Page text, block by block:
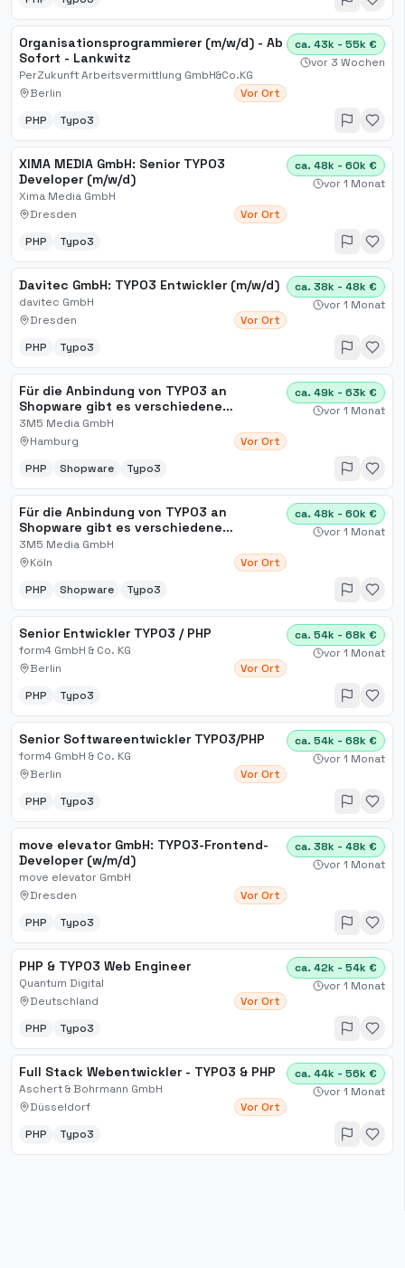
Organisationsprogrammierer (m/w/d) - Ab
Sofort - Lankwitz
PerZukunft Arbeitsvermittlung GmbH&Co.KG
Berlin
Vor Ort
ca. 43k - 55k €
vor 3 Wochen
PHP Typo3
XIMA MEDIA GmbH: Senior TYPO3
Developer (m/w/d)
Xima Media GmbH
Dresden
Vor Ort
ca. 48k - 60k €
vor 1 Monat
PHP Typo3
Davitec GmbH: TYPO3 Entwickler (m/w/d)
davitec GmbH
Dresden
Vor Ort
ca. 38k - 48k €
vor 1 Monat
PHP Typo3
Für die Anbindung von TYPO3 an
Shopware gibt es verschiedene
Möglichkeiten
3M5 Media GmbH
Hamburg
Vor Ort
ca. 49k - 63k €
vor 1 Monat
PHP Shopware Typo3
Für die Anbindung von TYPO3 an
Shopware gibt es verschiedene
Möglichkeiten
3M5 Media GmbH
Köln
Vor Ort
ca. 48k - 60k €
vor 1 Monat
PHP Shopware Typo3
Senior Entwickler TYPO3 / PHP
form4 GmbH & Co. KG
Berlin
Vor Ort
ca. 54k - 68k €
vor 1 Monat
PHP Typo3
Senior Softwareentwickler TYPO3/PHP
form4 GmbH & Co. KG
Berlin
Vor Ort
ca. 54k - 68k €
vor 1 Monat
PHP Typo3
move elevator GmbH: TYPO3-Frontend-
Developer (w/m/d)
move elevator GmbH
Dresden
Vor Ort
ca. 38k - 48k €
vor 1 Monat
PHP Typo3
PHP & TYPO3 Web Engineer
Quantum Digital
Deutschland
Vor Ort
ca. 42k - 54k €
vor 1 Monat
PHP Typo3
Full Stack Webentwickler - TYPO3 & PHP
Aschert & Bohrmann GmbH
Düsseldorf
Vor Ort
ca. 44k - 56k €
vor 1 Monat
PHP Typo3